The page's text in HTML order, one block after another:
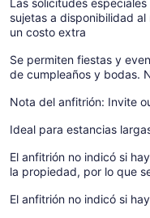
sujetas a disponibilidad
un costo extra
Se permiten fiestas y
de cumpleaños y bodas.
Nota del anfitrión: Invite
Ideal para estancias
El anfitrión no indicó si
la propiedad, por lo que
El anfitrión no indicó si